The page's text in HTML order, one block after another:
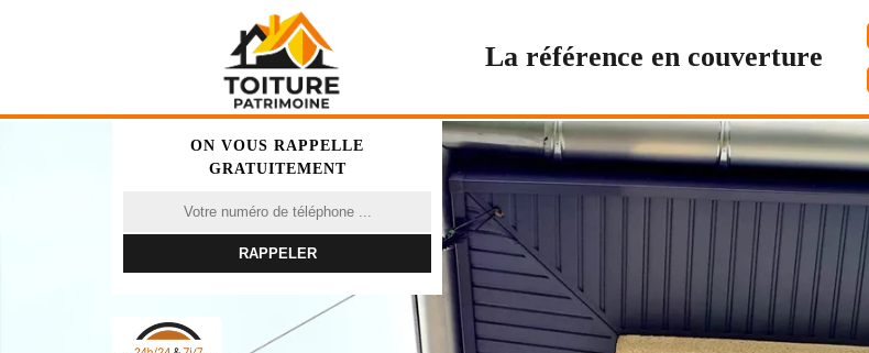
La référence en couverture
ON VOUS RAPPELLE
GRATUITEMENT